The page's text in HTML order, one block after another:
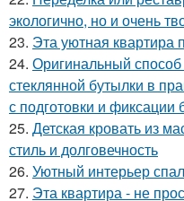
экологично, но и очень
23. Эта уютная квартира
24. Оригинальный
стеклянной бутылки в
с подготовки и фиксации
25. Детская кровать из
стиль и долговечность
26. Уютный интерьер
27. Эта квартира - не